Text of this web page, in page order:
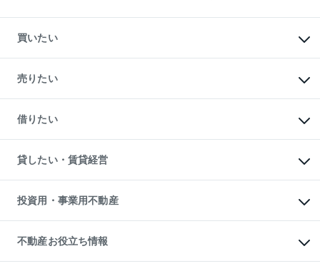
買いたい
新築・分譲マンションの購入
中古マンションの購入
一戸建ての購入
中古一戸建ての購入
不動産購入の流れ
注目キーワード物件特集
購入ガイド
English 繁体中文簡体中文
売りたい
一戸建ての売却・査定
土地の売却・査定
スピードAI査定
不動産査定について
不動産売却の流れ
不動産買換えの流れ
売却ガイド
借りたい
オフィス・店舗の賃貸
借りるときの流れ
借りるガイド
貸したい・賃貸経営
マンション賃料データ
賃貸管理プラン
リロケーションについて
貸すガイド
投資用・事業用不動産
事業用不動産
マンション投資
投資用マンション
不動産お役立ち情報